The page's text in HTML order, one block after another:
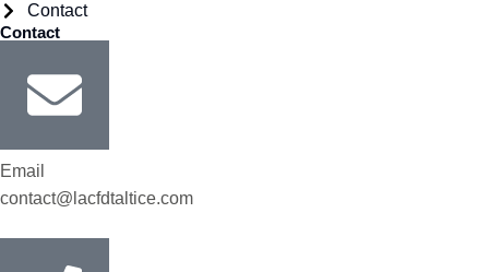
Contact
Contact
Email
contact@lacfdtaltice.com